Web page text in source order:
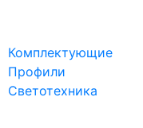
Комплектующие
Профили
Светотехника